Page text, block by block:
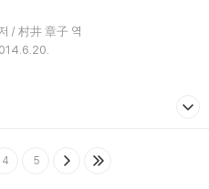
/ 村井 章子 역
4 5